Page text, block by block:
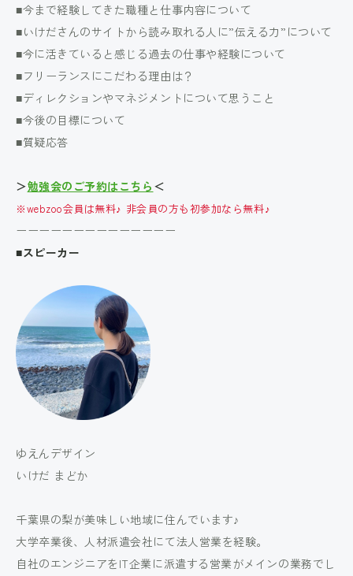
■今まで経験してきた職種と仕事内容について
■いけださんのサイトから読み取れる人に”伝える力”について
■今に活きていると感じる過去の仕事や経験について
■フリーランスにこだわる理由は？
■ディレクションやマネジメントについて思うこと
■今後の目標について
■質疑応答
＞勉強会のご予約はこちら ＜
※webzoo会員は無料♪ 非会員の方も初参加なら無料♪
ーーーーーーーーーーーーーー
■スピーカー
ゆえんデザイン
いけだ まどか
千葉県の梨が美味しい地域に住んでいます♪
大学卒業後、人材派遣会社にて法人営業を経験。
自社のエンジニアをIT企業に派遣する営業がメインの業務でし